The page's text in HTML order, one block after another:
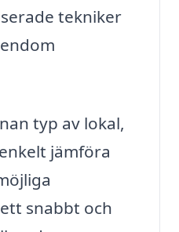
tekniker
typ av lokal,
jämföra
snabbt och